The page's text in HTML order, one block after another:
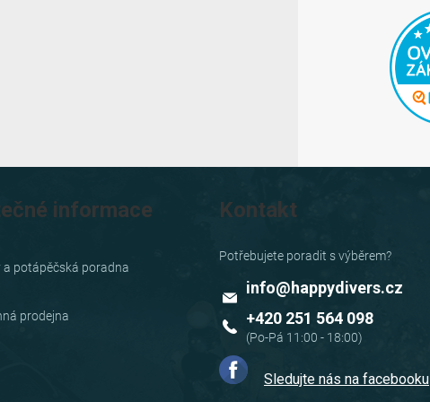
informace
a potápěčská poradna
prodejna
Kontakt
info@happydivers.cz
+420 251 564 098
Sledujte nás na facebooku